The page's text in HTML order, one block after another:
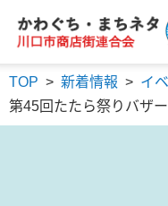
かわぐち・ま
川口市商店街連合会
TOP > 新着情報 > イ
第45回たたら祭りバザ